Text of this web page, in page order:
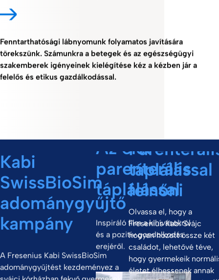
Fenntarthatósági lábnyomunk folyamatos javítására
törekszünk. Számunkra a betegek és az egészségügyi
szakemberek igényeinek kielégítése kéz a kézben jár a
felelős és etikus gazdálkodással.
A Fresenius
Kabi
SwissBioSim
adománygyűjtő
kampány
A Fresenius Kabi SwissBioSim
adománygyűjtést kezdeményez a
Az élet
parenterális
táplálással
Inspiráló film a kihívásokról
és a pozitív gondolkodás
erejéről.
táplálással
felnőni
Olvassa el, hogy a
Fresenius Kabi Svájc
hogyan hozott össze két
családot, lehetővé téve,
hogy gyermekeik
életet élhessenek annak